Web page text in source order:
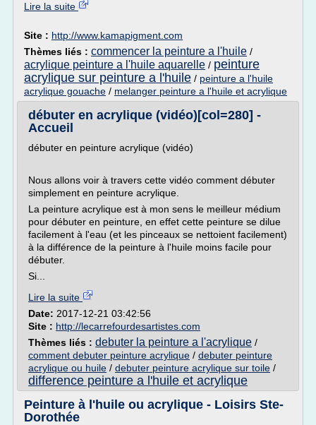
Lire la suite
Site : http://www.kamapigment.com
Thèmes liés : commencer la peinture a l'huile /
acrylique peinture a l'huile aquarelle / peinture
acrylique sur peinture a l'huile / peinture a l'huile
acrylique gouache / melanger peinture a l'huile et acrylique
débuter en acrylique (vidéo)[col=280] -
Accueil
débuter en peinture acrylique (vidéo)
Nous allons voir à travers cette vidéo comment débuter
simplement en peinture acrylique.
La peinture acrylique est à mon sens le meilleur médium
pour débuter en peinture, en effet cette peinture se dilue
facilement à l'eau (et les pinceaux se nettoient facilement)
à la différence de la peinture à l'huile moins facile pour
débuter.
Si...
Lire la suite
Date: 2017-12-21 03:42:56
Site : http://lecarrefourdesartistes.com
Thèmes liés : debuter la peinture a l'acrylique /
comment debuter peinture acrylique / debuter peinture
acrylique ou huile / debuter peinture acrylique sur toile /
difference peinture a l'huile et acrylique
Peinture à l'huile ou acrylique - Loisirs Ste-
Dorothée